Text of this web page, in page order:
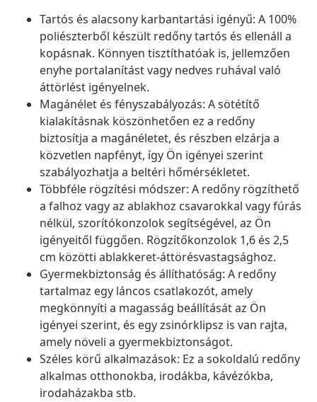
Tartós és alacsony karbantartási igényű: A 100%
poliészterből készült redőny tartós és ellenáll a
kopásnak. Könnyen tisztíthatóak is, jellemzően
enyhe portalanítást vagy nedves ruhával való
áttörlést igényelnek.
Magánélet és fényszabályozás: A sötétítő
kialakításnak köszönhetően ez a redőny
biztosítja a magánéletet, és részben elzárja a
közvetlen napfényt, így Ön igényei szerint
szabályozhatja a beltéri hőmérsékletet.
Többféle rögzítési módszer: A redőny rögzíthető
a falhoz vagy az ablakhoz csavarokkal vagy fúrás
nélkül, szorítókonzolok segítségével, az Ön
igényeitől függően. Rögzítőkonzolok 1,6 és 2,5
cm közötti ablakkeret-áttörésvastagsághoz.
Gyermekbiztonság és állíthatóság: A redőny
tartalmaz egy láncos csatlakozót, amely
megkönnyíti a magasság beállítását az Ön
igényei szerint, és egy zsinórklipsz is van rajta,
amely növeli a gyermekbiztonságot.
Széles körű alkalmazások: Ez a sokoldalú redőny
alkalmas otthonokba, irodákba, kávézókba,
irodaházakba stb.